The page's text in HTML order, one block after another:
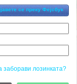
се преку Фејсбук
заборави лозинката?